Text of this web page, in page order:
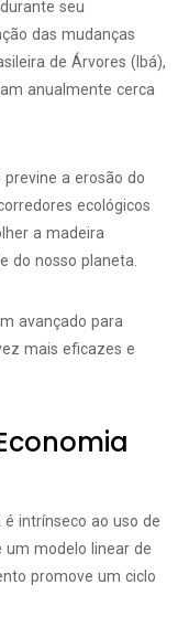
seu
das mudanças
de Árvores (Ibá),
anualmente cerca
a erosão do
ecológicos
a madeira
do nosso planeta.
avançado para
mais eficazes e
intrínseco ao uso de
modelo linear de
promove um ciclo